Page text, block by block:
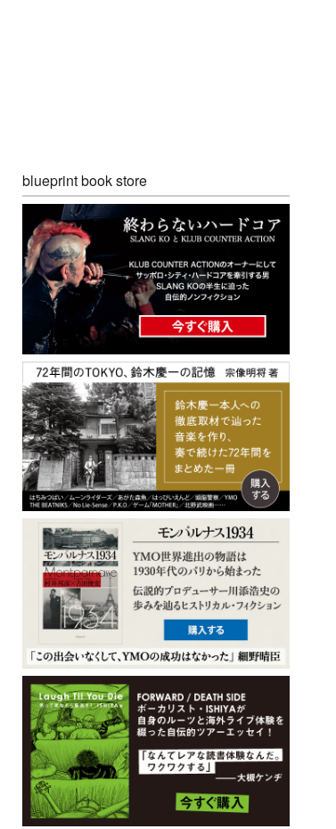
blueprint book store